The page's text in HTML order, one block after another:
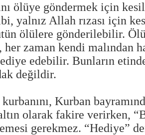
ölüye göndermek için
yalnız Allah rızası için
ölülere gönderilebilir.
her zaman kendi malından
edebilir. Bunların
değildir.
Kurban
olarak fakire verirken,
gerekmez. “Hediye”